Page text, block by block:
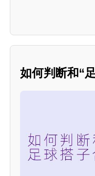
如何判断和“